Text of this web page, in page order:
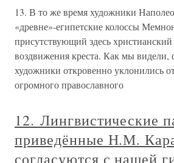
13. В то же время художники
«древне»-египетские колоссы
присутствующий здесь
воздвижения креста. Как мы видели,
художники откровенно уклонились
огромного православного
12. Лингвистические
приведённые Н.М.
согласуются с нашей